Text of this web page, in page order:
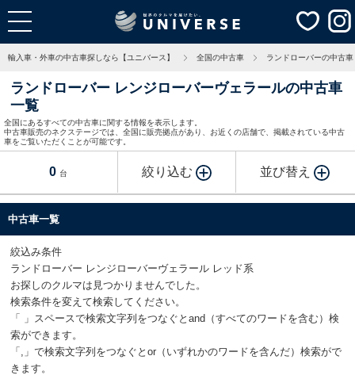
輸入車・外車の中古車探しなら【ユニバース】 全国の中古車 ランドローバーの中古車
ランドローバー レンジローバーヴェラールの中古車
一覧
全国にあるすべての中古車に関する情報を表示します。
中古車販売のネクステージでは、全国に販売拠点があり、お近くの店舗で、掲載されている中古
車をご覧いただくことが可能です。
0 台 絞り込む 並び替え
中古車一覧
絞込み条件
ランドローバー レンジローバーヴェラール レッド系
お探しのクルマは見つかりませんでした。
検索条件を変えて検索してください。
「 」スペースで検索文字列をつなぐとand（すべてのワードを含む）検
索ができます。
「,」で検索文字列をつなぐとor（いずれかのワードを含んだ）検索がで
きます。